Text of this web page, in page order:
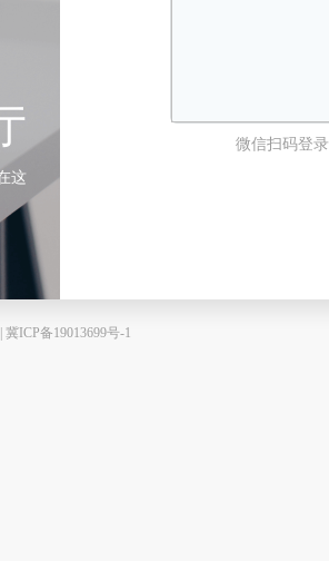
这
微信扫码登录
ICP备19013699号-1